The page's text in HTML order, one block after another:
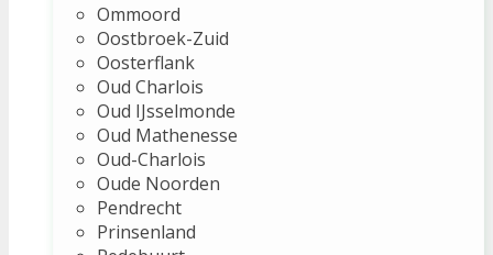
Ommoord
Oostbroek-Zuid
Oosterflank
Oud Charlois
Oud IJsselmonde
Oud Mathenesse
Oud-Charlois
Oude Noorden
Pendrecht
Prinsenland